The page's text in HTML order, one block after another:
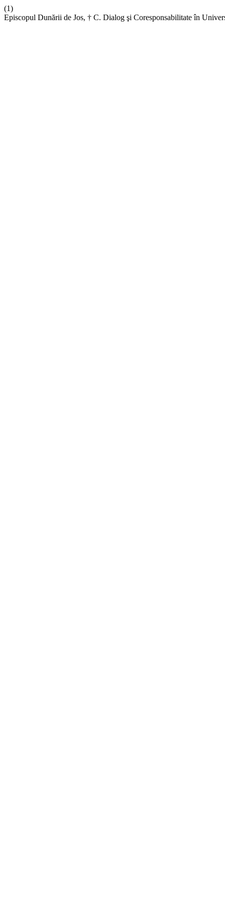
(1)
Episcopul Dunării de Jos, † C. Dialog şi Coresponsabilitate în